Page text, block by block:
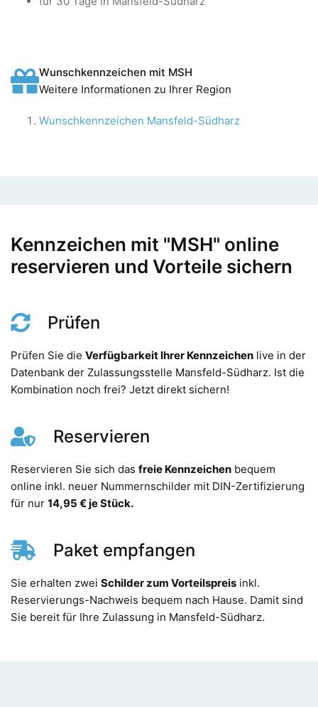
Wunschkennzeichen mit MSH
Weitere Informationen zu Ihrer Region
Wunschkennzeichen Mansfeld-Südharz
Kennzeichen mit "MSH" online
reservieren und Vorteile sichern
Prüfen
Prüfen Sie die Verfügbarkeit Ihrer Kennzeichen live in der
Datenbank der Zulassungsstelle Mansfeld-Südharz. Ist die
Kombination noch frei? Jetzt direkt sichern!
Reservieren
Reservieren Sie sich das freie Kennzeichen bequem
online inkl. neuer Nummernschilder mit DIN-Zertifizierung
für nur 14,95 € je Stück.
Paket empfangen
Sie erhalten zwei Schilder zum Vorteilspreis inkl.
Reservierungs-Nachweis bequem nach Hause. Damit sind
Sie bereit für Ihre Zulassung in Mansfeld-Südharz.